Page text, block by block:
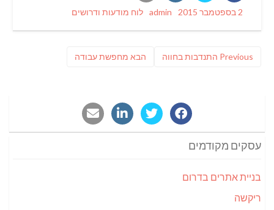
Posted
2 בספטמבר 2015 Author
admin
Categories
לוח מודעות ודרושים
Previous
Previous
התנדבות בחווה הבא פוסט
מחפשת עבודה
עסקים מקודמים
בניית אתרים בדרום
ריקשה